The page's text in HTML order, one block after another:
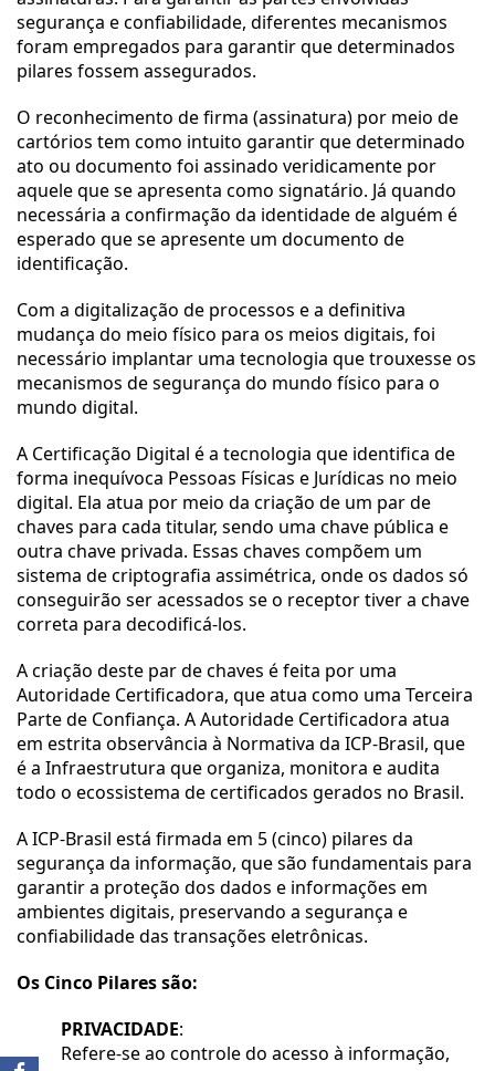
segurança e confiabilidade, diferentes mecanismos
foram empregados para garantir que determinados
pilares fossem assegurados.
O reconhecimento de firma (assinatura) por meio de
cartórios tem como intuito garantir que determinado
ato ou documento foi assinado veridicamente por
aquele que se apresenta como signatário. Já quando
necessária a confirmação da identidade de alguém é
esperado que se apresente um documento de
identificação.
Com a digitalização de processos e a definitiva
mudança do meio físico para os meios digitais, foi
necessário implantar uma tecnologia que trouxesse os
mecanismos de segurança do mundo físico para o
mundo digital.
A Certificação Digital é a tecnologia que identifica de
forma inequívoca Pessoas Físicas e Jurídicas no meio
digital. Ela atua por meio da criação de um par de
chaves para cada titular, sendo uma chave pública e
outra chave privada. Essas chaves compõem um
sistema de criptografia assimétrica, onde os dados só
conseguirão ser acessados se o receptor tiver a chave
correta para decodificá-los.
A criação deste par de chaves é feita por uma
Autoridade Certificadora, que atua como uma Terceira
Parte de Confiança. A Autoridade Certificadora atua
em estrita observância à Normativa da ICP-Brasil, que
é a Infraestrutura que organiza, monitora e audita
todo o ecossistema de certificados gerados no Brasil.
A ICP-Brasil está firmada em 5 (cinco) pilares da
segurança da informação, que são fundamentais para
garantir a proteção dos dados e informações em
ambientes digitais, preservando a segurança e
confiabilidade das transações eletrônicas.
Os Cinco Pilares são:
PRIVACIDADE:
Refere-se ao controle do acesso à informação,